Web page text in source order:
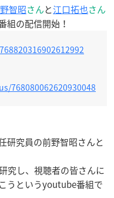
智昭さんと江口拓也さん
組の配信開始！
768080062620930048
研究員の前野智昭さんと
究し、視聴者の皆さんに
うというyoutube番組で